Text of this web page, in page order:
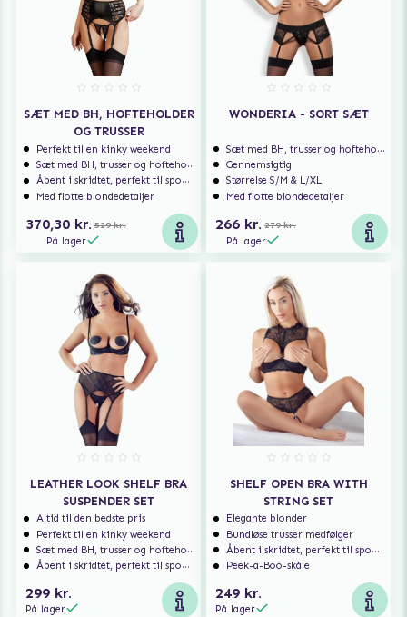
SÆT MED BH, HOFTEHOLDER
OG TRUSSER
Perfekt til en kinky weekend
Sæt med BH, trusser og hofteholder
Åbent i skridtet, perfekt til spontan sex
Med flotte blondedetaljer
370,30 kr. 529 kr.
På lager
WONDERIA - SORT SÆT
Sæt med BH, trusser og hofteholder
Gennemsigtig
Størrelse S/M & L/XL
Med flotte blondedetaljer
266 kr. 279 kr.
På lager
LEATHER LOOK SHELF BRA
SUSPENDER SET
Altid til den bedste pris
Perfekt til en kinky weekend
Sæt med BH, trusser og hofteholder
Åbent i skridtet, perfekt til spontan sex
299 kr.
På lager
SHELF OPEN BRA WITH
STRING SET
Elegante blonder
Bundløse trusser medfølger
Åbent i skridtet, perfekt til spontan sex
Peek-a-Boo-skåle
249 kr.
På lager